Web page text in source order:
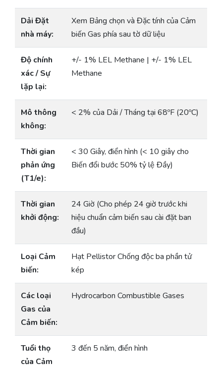
Dải Đặt
nhà máy:
Xem Bảng chọn và Đặc tính của Cảm
biến Gas phía sau tờ dữ liệu
Độ chính
xác / Sự
lặp lại:
+/- 1% LEL Methane | +/- 1% LEL
Methane
Mô thông
không:
< 2% của Dải / Tháng tại 68ºF (20ºC)
Thời gian
phản ứng
(T1/e):
< 30 Giây, điển hình (< 10 giây cho
Biến đổi bước 50% tỷ lệ Đầy)
Thời gian
khởi động:
24 Giờ (Cho phép 24 giờ trước khi
hiệu chuẩn cảm biến sau cài đặt ban
đầu)
Loại Cảm
biến:
Hạt Pellistor Chống độc ba phần tử
kép
Các loại
Gas của
Cảm biến:
Hydrocarbon Combustible Gases
Tuổi thọ
của Cảm
3 đến 5 năm, điển hình